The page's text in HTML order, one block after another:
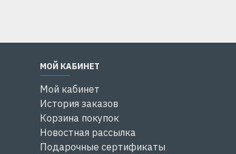
МОЙ КАБИНЕТ
Мой кабинет
История заказов
Корзина покупок
Новостная рассылка
Подарочные сертификаты